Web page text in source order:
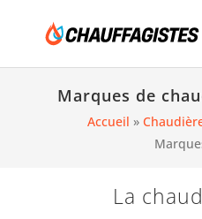
Marques de
Accueil »
La